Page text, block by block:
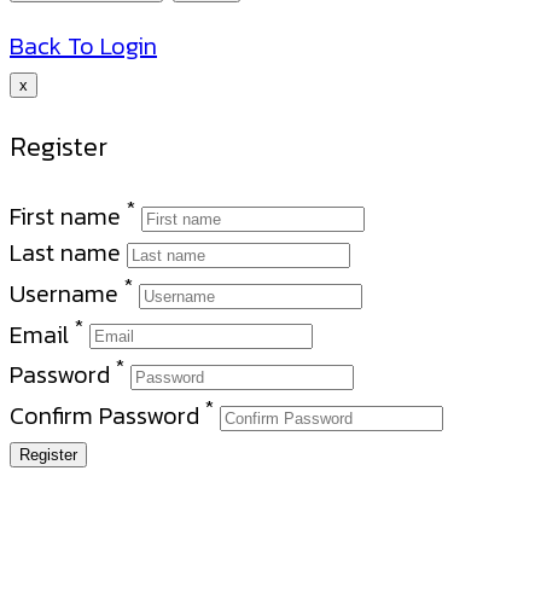
Back To Login
x
Register
First name *
Last name
Username *
Email *
Password *
Confirm Password *
Register